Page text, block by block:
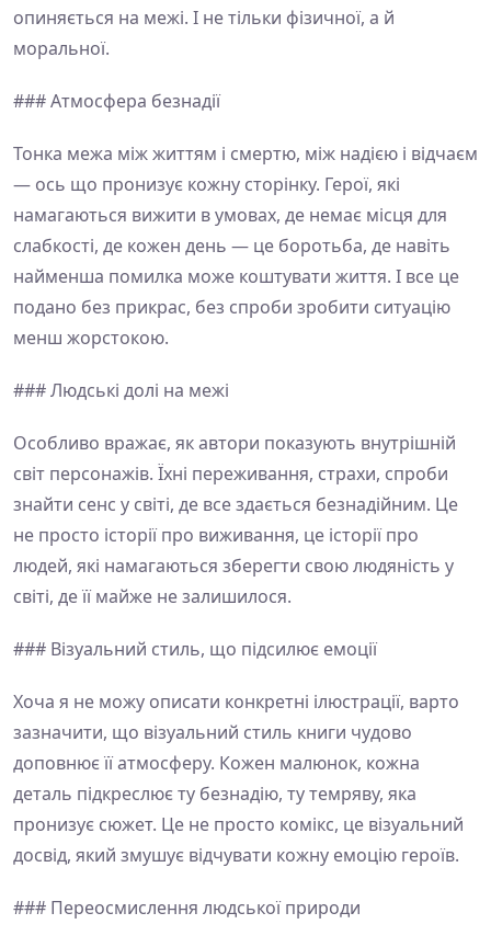
опиняється на межі. І не тільки фізичної, а й
моральної.
### Атмосфера безнадії
Тонка межа між життям і смертю, між надією і відчаєм
— ось що пронизує кожну сторінку. Герої, які
намагаються вижити в умовах, де немає місця для
слабкості, де кожен день — це боротьба, де навіть
найменша помилка може коштувати життя. І все це
подано без прикрас, без спроби зробити ситуацію
менш жорстокою.
### Людські долі на межі
Особливо вражає, як автори показують внутрішній
світ персонажів. Їхні переживання, страхи, спроби
знайти сенс у світі, де все здається безнадійним. Це
не просто історії про виживання, це історії про
людей, які намагаються зберегти свою людяність у
світі, де її майже не залишилося.
### Візуальний стиль, що підсилює емоції
Хоча я не можу описати конкретні ілюстрації, варто
зазначити, що візуальний стиль книги чудово
доповнює її атмосферу. Кожен малюнок, кожна
деталь підкреслює ту безнадію, ту темряву, яка
пронизує сюжет. Це не просто комікс, це візуальний
досвід, який змушує відчувати кожну емоцію героїв.
### Переосмислення людської природи